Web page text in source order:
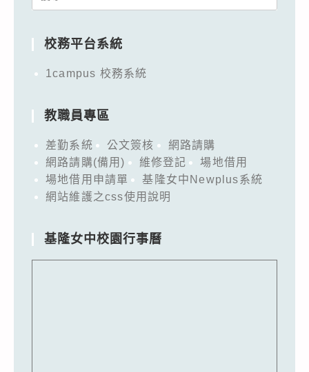
校務平台系統
1campus 校務系統
教職員專區
差勤系統 公文簽核
網路請購
網路請購(備用)
維修登記
場地借用
場地借用申請單
基隆女中Newplus系統
網站維護之css使用說明
基隆女中校園行事曆